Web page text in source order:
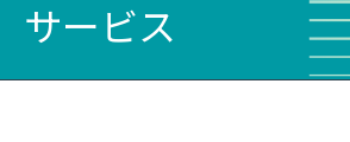
サービス